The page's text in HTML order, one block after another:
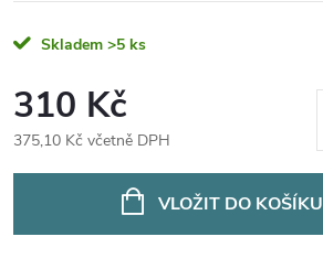
Skladem >5 ks
310 Kč
375,10 Kč včetně DPH
VLOŽIT DO KOŠÍKU